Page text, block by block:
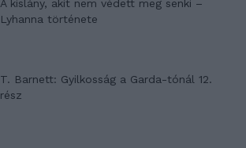
A kislány, akit nem védett meg senki –
Lyhanna története
T. Barnett: Gyilkosság a Garda-tónál 12.
rész